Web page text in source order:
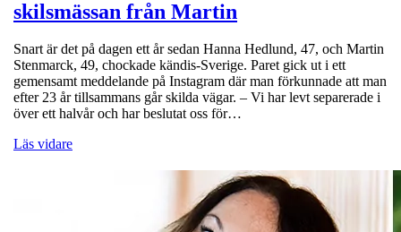
skilsmässan från Martin
Snart är det på dagen ett år sedan Hanna Hedlund, 47, och Martin
Stenmarck, 49, chockade kändis-Sverige. Paret gick ut i ett
gemensamt meddelande på Instagram där man förkunnade att man
efter 23 år tillsammans går skilda vägar. – Vi har levt separerade i
över ett halvår och har beslutat oss för…
Läs vidare